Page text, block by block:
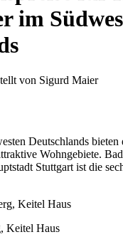
im
von Sigurd Maier
Deutschlands bieten
Wohngebiete.
Stuttgart ist die
Keitel Haus